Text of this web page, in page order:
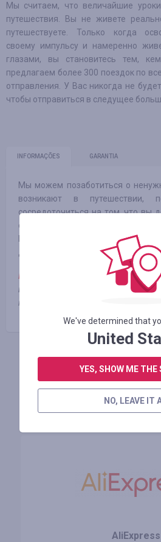
Мы считаем, что величайшие
путешествия. Вы не живете
путешествуете. Только когда
своему импульсу и намеренно
глазами, вы становитесь тем,
предлагаем более 300 поездок по
отправления. У Вас никогда не
чтобы отправиться в следущее
INFORMAÇÕES GARANTIA
Мы можем позаботиться о
возникают в путешествии,
сосредоточиться на том, что вы
опыт огрганизации путешествий в
Мы сортируем и включаем все,
до питания местными продуктами
Примечание:
кешбек не
использовались сторонние
нет на нашем сервисе.
AliExpress
We've determined that
United
YES, SHOW ME THE
NO, LEAVE IT